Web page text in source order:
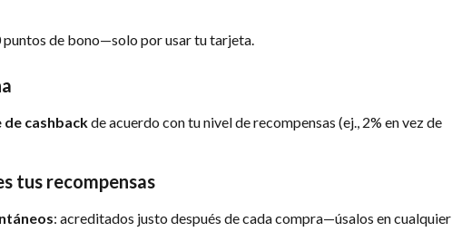
puntos de bono—solo por usar tu tarjeta.
de cashback de acuerdo con tu nivel de recompensas (ej., 2% en vez de
tus recompensas
: acreditados justo después de cada compra—úsalos en cualquier